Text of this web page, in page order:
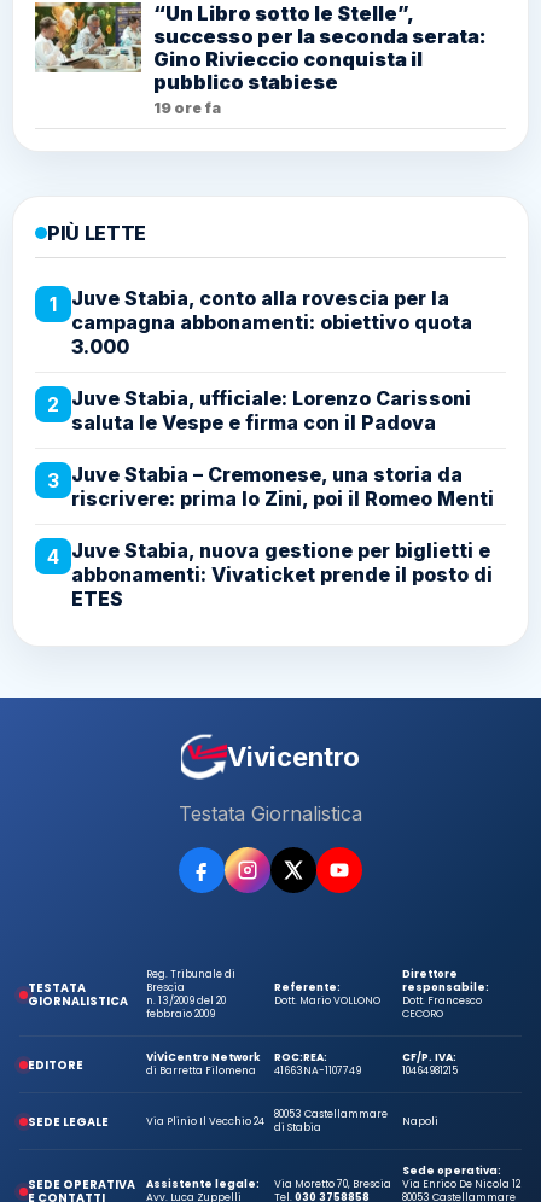
“Un Libro sotto le Stelle”,
successo per la seconda serata:
Gino Rivieccio conquista il
pubblico stabiese
19 ore fa
PIÙ LETTE
1
Juve Stabia, conto alla rovescia per la
campagna abbonamenti: obiettivo quota
3.000
2 Juve Stabia, ufficiale: Lorenzo Carissoni
saluta le Vespe e firma con il Padova
3 Juve Stabia – Cremonese, una storia da
riscrivere: prima lo Zini, poi il Romeo Menti
4 Juve Stabia, nuova gestione per biglietti e
abbonamenti: Vivaticket prende il posto di
ETES
Vivicentro
Testata Giornalistica
TESTATA
GIORNALISTICA
Reg. Tribunale di
Brescia
n. 13/2009 del 20
febbraio 2009
Referente:
Dott. Mario VOLLONO
Direttore
responsabile:
Dott. Francesco
CECORO
EDITORE
ViViCentro Network
di Barretta Filomena
ROC:
41663
REA:
NA-1107749
CF/P. IVA:
10464981215
SEDE LEGALE Via Plinio Il Vecchio 24
80053 Castellammare
di Stabia
Napoli
SEDE OPERATIVA
E CONTATTI
Assistente legale:
Avv. Luca Zuppelli
Via Moretto 70, Brescia
Tel.030 3758858
Sede operativa:
Via Enrico De Nicola 12
80053 Castellammare